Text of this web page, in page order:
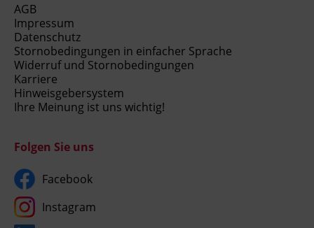
AGB
Impressum
Datenschutz
Stornobedingungen in einfacher Sprache
Widerruf und Stornobedingungen
Karriere
Hinweisgebersystem
Ihre Meinung ist uns wichtig!
Folgen Sie uns
Facebook
Instagram